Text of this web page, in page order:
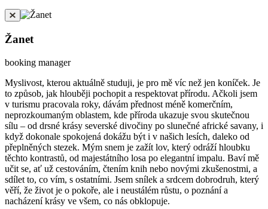
Žanet
booking manager
Myslivost, kterou aktuálně studuji, je pro mě víc než jen koníček. Je
to způsob, jak hlouběji pochopit a respektovat přírodu. Ačkoli jsem
v turismu pracovala roky, dávám přednost méně komerčním,
neprozkoumaným oblastem, kde příroda ukazuje svou skutečnou
sílu – od drsné krásy severské divočiny po slunečné africké savany, i
když dokonale spokojená dokážu být i v našich lesích, daleko od
přeplněných stezek. Mým snem je zažít lov, který odráží hloubku
těchto kontrastů, od majestátního losa po elegantní impalu. Baví mě
učit se, ať už cestováním, čtením knih nebo novými zkušenostmi, a
sdílet to, co vím, s ostatními. Jsem snílek a srdcem dobrodruh, který
věří, že život je o pokoře, ale i neustálém růstu, o poznání a
nacházení krásy ve všem, co nás obklopuje.